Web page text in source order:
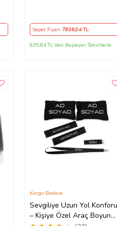
Sepet Fiyatı7836,04 TL
835,84 TL'den Başlayan Taksitlerle
Sevgiliye Uzun Yol Konforu
– Kişiye Özel Araç Boyun
Kargo Bedava